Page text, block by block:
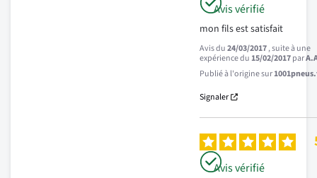
Avis vérifié
mon fils est satisfait
Avis du24/03/2017, suite à une
expérience du15/02/2017par
Publié à l'origine sur
Signaler
Avis vérifié